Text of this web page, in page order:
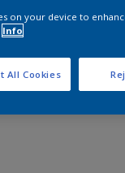
on your device to
Info
All Cookies